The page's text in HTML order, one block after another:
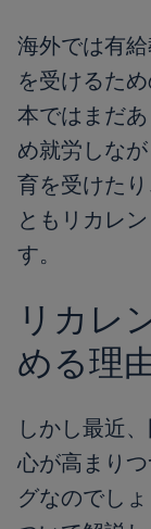
海外では有
を受けるた
本ではまだ
め就労しな
育を受けた
ともリカレ
す。
リカレ
める理
しかし最近
心が高まり
グなのでし